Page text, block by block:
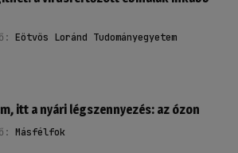
Eötvös Loránd Tudományegyetem
itt a nyári légszennyezés: az ózon
Másfélfok